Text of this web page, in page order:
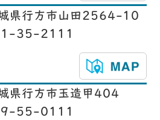
県行方市山田2564-10
35-2111
行方市玉造甲404
55-0111